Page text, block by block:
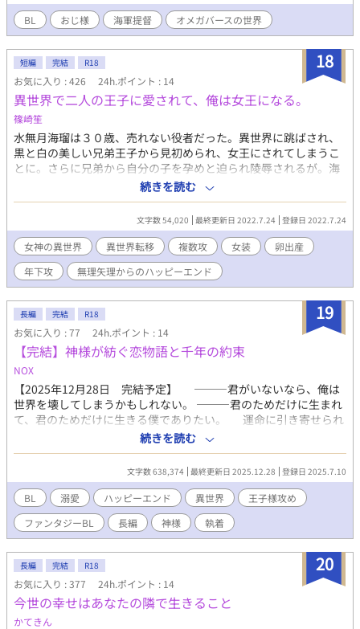
BL おじ様 海軍提督 オメガバースの世界
18
短編 完結 R18
お気に入り : 426 24h.ポイント : 14
異世界で二人の王子に愛されて、俺は女王になる。
篠崎笙
水無月海瑠は３０歳、売れない役者だった。異世界に跳ばされ、
黒と白の美しい兄弟王子から見初められ、女王にされてしまうこ
とに。さらに兄弟から自分の子を孕めと迫られ陵辱されるが。海
瑠は異世界で自分の役割は女王を演じることだと気付き、皆から
愛される女王を目指す。 ※はじめは無理矢理ですが愛され系。
兄弟から最後までされます。 ※「生命」、「それから」にて801
妊娠・出産（卵）がありますが詳細な表現はありません。
続きを読む
文字数 54,020 最終更新日 2022.7.24 登録日 2022.7.24
女神の異世界 異世界転移 複数攻 女装
卵出産
年下攻
無理矢理からのハッピーエンド
19
長編 完結 R18
お気に入り : 77 24h.ポイント : 14
【完結】神様が紡ぐ恋物語と千年の約束
NOX
【2025年12月28日 完結予定】 ―――君がいないなら、俺は
世界を壊してしまうかもしれない。 ―――君のためだけに生まれ
て、君のためだけに生きる僕でありたい。 運命に引き寄せられ
るように出会った、珍しい魔力過多病を患うヴィクトリア王国 第
2王子 レオンハルトと、生き物の魔力を吸収してしまう公爵家次
男 ルヴィウス。 2人が、出会い、恋をして、共に困難を乗り越
え、幸せになるまでの、長い長いお話。 タイトルとプロローグの
回収は物語後半にて。 ※ゆるふわ異世界＆ゆるふわ設定BL
※R18・後ろに注意：印をつけます（濃厚なKiss程度※、がっつ
り※※） ※戦闘、流血、暴力的表現を含む話は、後ろに △ を
つけます（大したことないかもしれませんが） ※同性でも結婚、
魔力による妊娠・出産ができる設定 ※暦や時間、その他、細かい
所は現代風設定になっております ※初めての小説で多々読みづら
い箇所があるかと思いますが、広い心で読み進めていただけたら
幸いです ※こちらのお話は「小説家になろう」にも投稿しており
ます
続きを読む
文字数 638,374 最終更新日 2025.12.28 登録日 2025.7.10
BL 溺愛 ハッピーエンド 異世界
王子様攻め
ファンタジーBL
長編 神様 執着
20
長編 完結 R18
お気に入り : 377 24h.ポイント : 14
今世の幸せはあなたの隣で生きること
かてきん